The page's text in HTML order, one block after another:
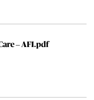
– AFI.pdf